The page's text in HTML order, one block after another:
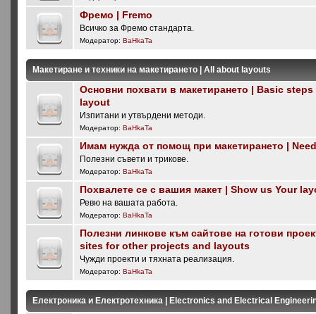
Фремо | Fremo
Всичко за Фремо стандарта.
Модератор:BaHkaTa
Макетиране и техники на макетирането | All about layouts
Основни похвати в макетирането | Basic
layout
Изпитани и утвърдени методи.
Модератор:BaHkaTa
Имам нужда от помощ при макетирането |
Полезни съвети и трикове.
Модератор:BaHkaTa
Похвалете се с вашия макет | Show us Your
Ревю на вашата работа.
Модератор:BaHkaTa
Полезни линкове към сайтове на готови
sites for other projects and layouts
Чужди проекти и тяхната реализация.
Модератор:BaHkaTa
Електроника и Електротехника | Electronics and Electrical